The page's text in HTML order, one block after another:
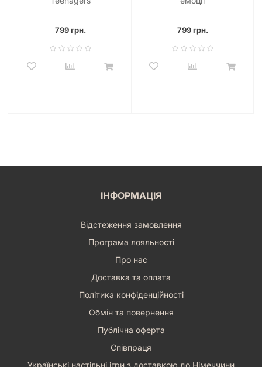
799 грн. 799 грн.
ІНФОРМАЦІЯ
Відстеження замовлення
Програма лояльності
Про нас
Доставка та оплата
Політика конфіденційності
Обмін та повернення
Публічна оферта
Співпраця
Українські настільні ігри з доставкою до Німеччини